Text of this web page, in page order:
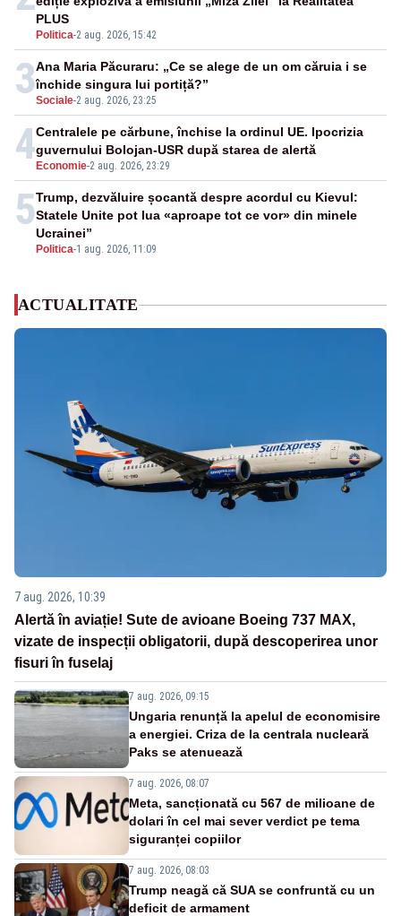
Politica-2 aug. 2026, 15:42
PLUS
3Sociale-2 aug. 2026, 23:25
Ana Maria Păcuraru: „Ce se alege de un om căruia i se
închide singura lui portiță?”
4 Economie-2 aug. 2026, 23:29
Centralele pe cărbune, închise la ordinul UE. Ipocrizia
guvernului Bolojan-USR după starea de alertă
5
Politica-1 aug. 2026, 11:09
Trump, dezvăluire șocantă despre acordul cu Kievul:
Statele Unite pot lua «aproape tot ce vor» din minele
Ucrainei”
ACTUALITATE
7 aug. 2026, 10:39
Alertă în aviație! Sute de avioane Boeing 737 MAX,
vizate de inspecții obligatorii, după descoperirea unor
fisuri în fuselaj
7 aug. 2026, 09:15
Ungaria renunță la apelul de economisire
a energiei. Criza de la centrala nucleară
Paks se atenuează
7 aug. 2026, 08:07
Meta, sancționată cu 567 de milioane de
dolari în cel mai sever verdict pe tema
siguranței copiilor
7 aug. 2026, 08:03
Trump neagă că SUA se confruntă cu un
deficit de armament